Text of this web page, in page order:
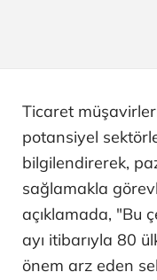
Ticaret
potansiyel
bilgilendirerek,
sağlamakla
açıklamada, "Bu
ayı itibarıyla 80
önem arz eden